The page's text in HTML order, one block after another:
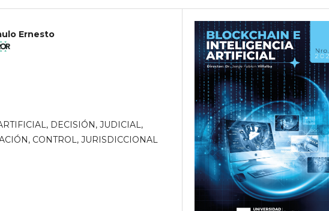
Ernesto
DECISIÓN, JUDICIAL,
CONTROL, JURISDICCIONAL